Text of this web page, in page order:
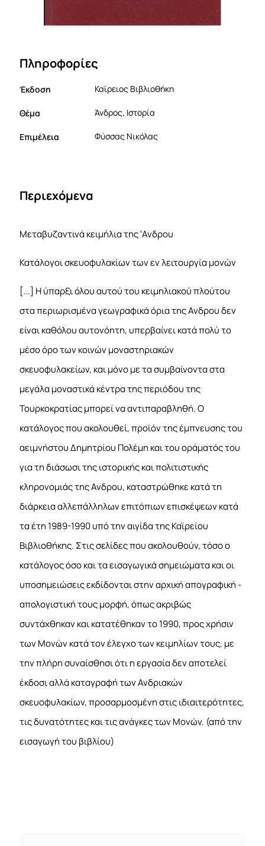
Πληροφορίες
Έκδοση Καϊρειος Βιβλιοθήκη
Θέμα Άνδρος, Ιστορία
Επιμέλεια Φύσσας Νικόλας
Περιεχόμενα
Μεταβυζαντινά κειμήλια της 'Ανδρου
Κατάλογοι σκευοφυλακίων των εν λειτουργία μονών
[...] Η ύπαρξι όλου αυτού του κειμηλιακού πλούτου
στα περιωρισμένα γεωγραφικά όρια της Ανδρου δεν
είναι καθόλου αυτονόητη, υπερβαίνει κατά πολύ το
μέσο όρο των κοινών μοναστηριακών
σκευοφυλακείων, και μόνο με τα συμβαίνοντα στα
μεγάλα μοναστικά κέντρα της περιόδου της
Τουρκοκρατίας μπορεί να αντιπαραβληθή. Ο
κατάλογος που ακολουθεί, προϊόν της έμπνευσης του
αειμνήστου Δημητρίου Πολέμη και του οράματός του
για τη διάσωσι της ιστορικής και πολιτιστικής
κληρονομιάς της Ανδρου, καταστρώθηκε κατά τη
διάρκεια αλλεπάλληλων επιτόπιων επισκέψεων κατά
τα έτη 1989-1990 υπό την αιγίδα της Καϊρείου
Βιβλιοθήκης. Στις σελίδες που ακολουθούν, τόσο ο
κατάλογος όσο και τα εισαγωγικά σημειώματα και οι
υποσημειώσεις εκδίδονται στην αρχική απογραφική -
απολογιστική τους μορφή, όπως ακριβώς
συντάχθηκαν και κατατέθηκαν το 1990, προς χρήσιν
των Μονών κατά τον έλεγχο των κειμηλίων τους, με
την πλήρη συναίσθησι ότι η εργασία δεν αποτελεί
έκδοσι αλλά καταγραφή των Ανδριακών
σκευοφυλακίων, προσαρμοσμένη στις ιδιαιτερότητες,
τις δυνατότητες και τις ανάγκες των Μονών. (από την
εισαγωγή του βιβλίου)